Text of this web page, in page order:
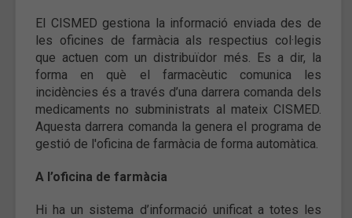
El CISMED gestiona la informació enviada des de
les oficines de farmàcia als respectius col·legis
que actuen com un distribuïdor més. Es a dir, la
forma en què el farmacèutic comunica les
incidències és a través d’una darrera comanda dels
medicaments no subministrats al mateix CISMED.
Aquesta darrera comanda la genera el programa de
gestió de l'oficina de farmàcia de forma automàtica.
A l’oficina de farmàcia
Hi ha un sistema d’informació unificat a totes les